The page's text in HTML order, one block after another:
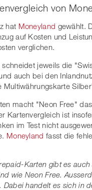
von
hat Moneyland gewählt.
auf Kosten und
verglichen.
jeweils die
auch bei den
Multiwährungskarte
macht "Neon Free"
Kartenvergleich ist
im Test nicht
Moneyland fasst die
Karten gibt es
wie Neon Free.
Dabei handelt es sich in